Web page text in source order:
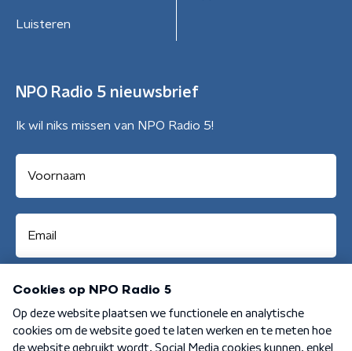
Luisteren
NPO Radio 5 nieuwsbrief
Ik wil niks missen van NPO Radio 5!
Aanmelden